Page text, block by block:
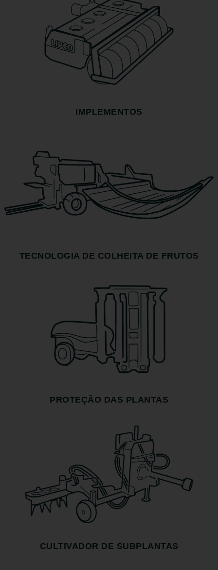
IMPLEMENTOS
TECNOLOGIA DE COLHEITA DE FRUTOS
PROTEÇÃO DAS PLANTAS
CULTIVADOR DE SUBPLANTAS